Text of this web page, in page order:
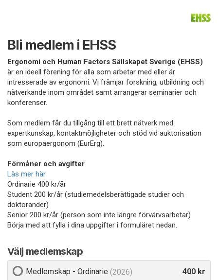
Bli medlem i EHSS
Ergonomi och Human Factors Sällskapet Sverige (EHSS)
är en ideell förening för alla som arbetar med eller är
intresserade av ergonomi. Vi främjar forskning, utbildning och
nätverkande inom området samt arrangerar seminarier och
konferenser.
Som medlem får du tillgång till ett brett nätverk med
expertkunskap, kontaktmöjligheter och stöd vid auktorisation
som europaergonom (EurErg).
Förmåner och avgifter
Läs mer här
Ordinarie 400 kr/år
Student 200 kr/år (studiemedelsberättigade studier och
doktorander)
Senior 200 kr/år (person som inte längre förvärvsarbetar)
Börja med att fylla i dina uppgifter i formuläret nedan.
Välj medlemskap
Medlemskap - Ordinarie (2026) 400 kr